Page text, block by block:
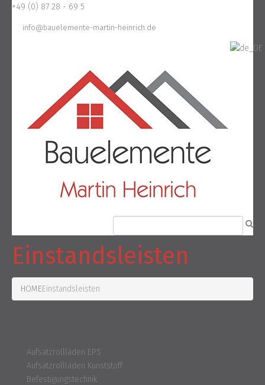
+49 (0) 87 28 - 69 5
info@bauelemente-martin-heinrich.de
Einstandsleisten
HOMEEinstandsleisten
Aufsatzrollläden EPS
Aufsatzrollläden Kunststoff
Befestigungstechnik